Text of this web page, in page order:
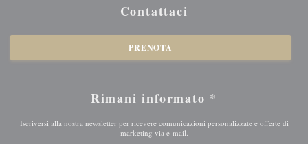
Contattaci
PRENOTA
Rimani informato *
Iscriversi alla nostra newsletter per ricevere comunicazioni personalizzate e offerte di
marketing via e-mail.